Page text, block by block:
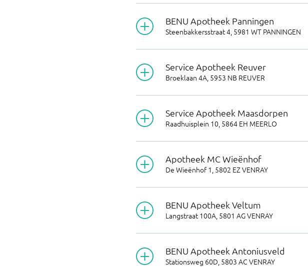
BENU Apotheek Panningen
Steenbakkersstraat 4, 5981 WT PANNINGEN
Service Apotheek Reuver
Broeklaan 4A, 5953 NB REUVER
Service Apotheek Maasdorpen
Raadhuisplein 10, 5864 EH MEERLO
Apotheek MC Wieënhof
De Wieënhof 1 , 5802 EZVENRAY
BENU Apotheek Veltum
Langstraat 100A, 5801 AGVENRAY
BENU Apotheek Antoniusveld
Stationsweg 60D, 5803 AC VENRAY